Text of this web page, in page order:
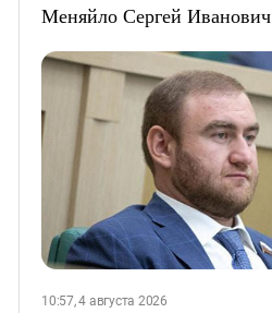
Меняйло Сергей Иванович
10:57, 4 августа 2026